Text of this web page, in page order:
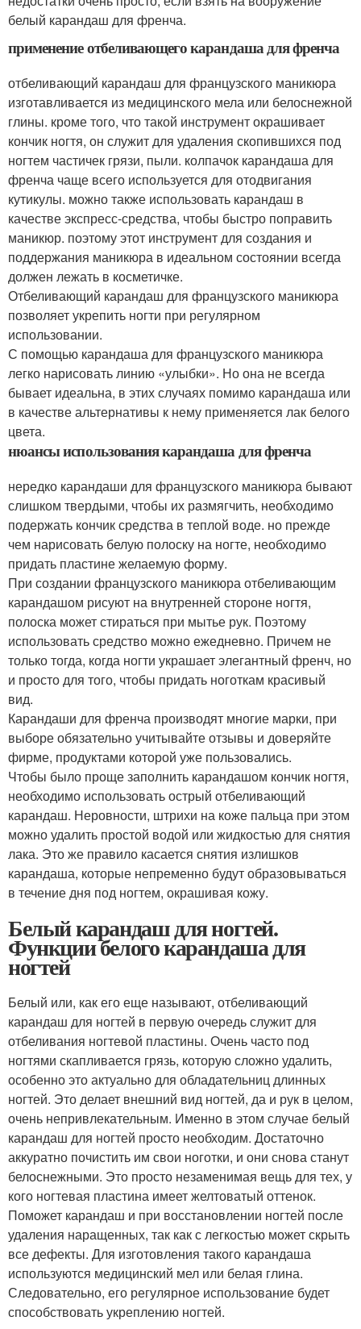
белый карандаш для френча.
применение отбеливающего карандаша для френча
отбеливающий карандаш для французского маникюра
изготавливается из медицинского мела или белоснежной
глины. кроме того, что такой инструмент окрашивает
кончик ногтя, он служит для удаления скопившихся под
ногтем частичек грязи, пыли. колпачок карандаша для
френча чаще всего используется для отодвигания
кутикулы. можно также использовать карандаш в
качестве экспресс-средства, чтобы быстро поправить
маникюр. поэтому этот инструмент для создания и
поддержания маникюра в идеальном состоянии всегда
должен лежать в косметичке.
Отбеливающий карандаш для французского маникюра
позволяет укрепить ногти при регулярном
использовании.
С помощью карандаша для французского маникюра
легко нарисовать линию «улыбки». Но она не всегда
бывает идеальна, в этих случаях помимо карандаша или
в качестве альтернативы к нему применяется лак белого
цвета.
нюансы использования карандаша для френча
нередко карандаши для французского маникюра бывают
слишком твердыми, чтобы их размягчить, необходимо
подержать кончик средства в теплой воде. но прежде
чем нарисовать белую полоску на ногте, необходимо
придать пластине желаемую форму.
При создании французского маникюра отбеливающим
карандашом рисуют на внутренней стороне ногтя,
полоска может стираться при мытье рук. Поэтому
использовать средство можно ежедневно. Причем не
только тогда, когда ногти украшает элегантный френч, но
и просто для того, чтобы придать ноготкам красивый
вид.
Карандаши для френча производят многие марки, при
выборе обязательно учитывайте отзывы и доверяйте
фирме, продуктами которой уже пользовались.
Чтобы было проще заполнить карандашом кончик ногтя,
необходимо использовать острый отбеливающий
карандаш. Неровности, штрихи на коже пальца при этом
можно удалить простой водой или жидкостью для снятия
лака. Это же правило касается снятия излишков
карандаша, которые непременно будут образовываться
в течение дня под ногтем, окрашивая кожу.
Белый карандаш для ногтей.
Функции белого карандаша для
ногтей
Белый или, как его еще называют, отбеливающий
карандаш для ногтей в первую очередь служит для
отбеливания ногтевой пластины. Очень часто под
ногтями скапливается грязь, которую сложно удалить,
особенно это актуально для обладательниц длинных
ногтей. Это делает внешний вид ногтей, да и рук в целом,
очень непривлекательным. Именно в этом случае белый
карандаш для ногтей просто необходим. Достаточно
аккуратно почистить им свои ноготки, и они снова станут
белоснежными. Это просто незаменимая вещь для тех, у
кого ногтевая пластина имеет желтоватый оттенок.
Поможет карандаш и при восстановлении ногтей после
удаления наращенных, так как с легкостью может скрыть
все дефекты. Для изготовления такого карандаша
используются медицинский мел или белая глина.
Следовательно, его регулярное использование будет
способствовать укреплению ногтей.